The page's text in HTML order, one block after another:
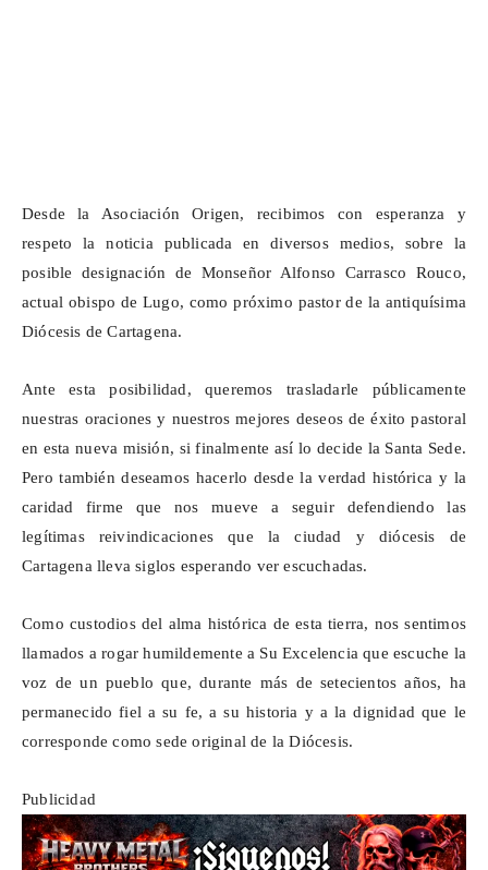
Desde la Asociación Origen, recibimos con esperanza y
respeto la noticia publicada en diversos medios, sobre la
posible designación de Monseñor Alfonso Carrasco Rouco,
actual obispo de Lugo, como próximo pastor de la antiquísima
Diócesis de Cartagena.
Ante esta posibilidad, queremos trasladarle públicamente
nuestras oraciones y nuestros mejores deseos de éxito pastoral
en esta nueva misión, si finalmente así lo decide la Santa Sede.
Pero también deseamos hacerlo desde la verdad histórica y la
caridad firme que nos mueve a seguir defendiendo las
legítimas reivindicaciones que la ciudad y diócesis de
Cartagena lleva siglos esperando ver escuchadas.
Como custodios del alma histórica de esta tierra, nos sentimos
llamados a rogar humildemente a Su Excelencia que escuche la
voz de un pueblo que, durante más de setecientos años, ha
permanecido fiel a su fe, a su historia y a la dignidad que le
corresponde como sede original de la Diócesis.
Publicidad